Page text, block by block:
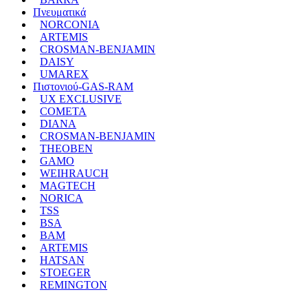
Πνευματικά
NORCONIA
ARTEMIS
CROSMAN-BENJAMIN
DAISY
UMAREX
Πιστονιού-GAS-RAM
UX EXCLUSIVE
COMETA
DIANA
CROSMAN-BENJAMIN
THEOBEN
GAMO
WEIHRAUCH
MAGTECH
NORICA
TSS
BSA
BAM
ARTEMIS
HATSAN
STOEGER
REMINGTON